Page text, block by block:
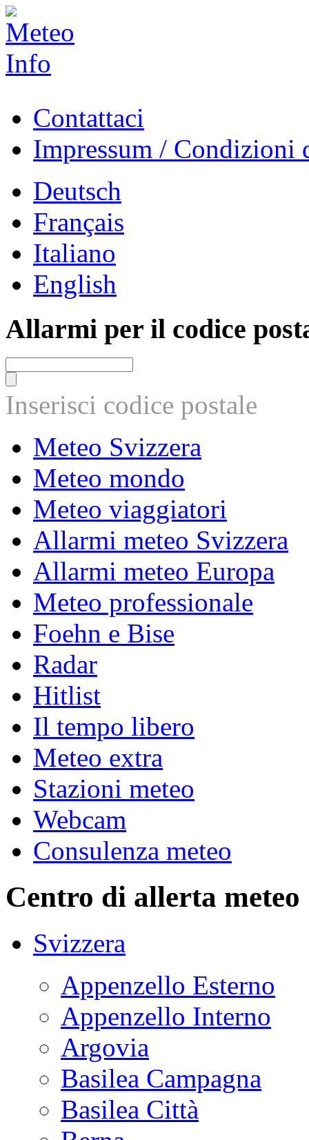
Contattaci
Impressum / Condizioni
Deutsch
Français
Italiano
English
Allarmi per il codice
Inserisci codice postale
Meteo Svizzera
Meteo mondo
Meteo viaggiatori
Allarmi meteo Svizzera
Allarmi meteo Europa
Meteo professionale
Foehn e Bise
Radar
Hitlist
Il tempo libero
Meteo extra
Stazioni meteo
Webcam
Consulenza meteo
Centro di allerta meteo
Svizzera
Appenzello Esterno
Appenzello Interno
Argovia
Basilea Campagna
Basilea Città